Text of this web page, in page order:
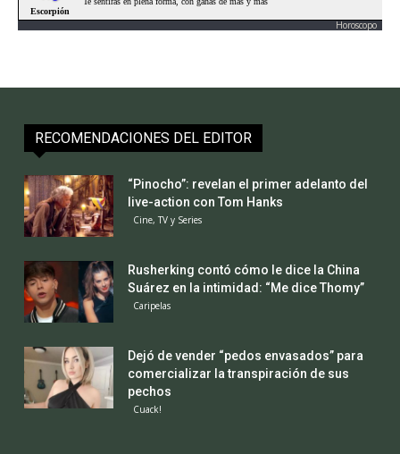
Horoscopo
RECOMENDACIONES DEL EDITOR
“Pinocho”: revelan el primer adelanto del
live-action con Tom Hanks
Cine, TV y Series
Rusherking contó cómo le dice la China
Suárez en la intimidad: “Me dice Thomy”
Caripelas
Dejó de vender “pedos envasados” para
comercializar la transpiración de sus
pechos
Cuack!